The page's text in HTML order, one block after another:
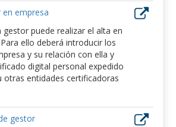
empresa
gestor puede realizar el alta en
ello deberá introducir los
y su relación con ella y
digital personal expedido
otras entidades certificadoras
gestor